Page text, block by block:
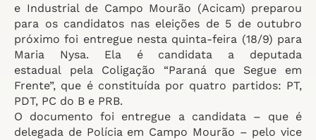
e Industrial de Campo Mourão (Acicam) preparou
para os candidatos nas eleições de 5 de outubro
próximo foi entregue nesta quinta-feira (18/9) para
Maria Nysa. Ela é candidata a deputada
estadual pela Coligação “Paraná que Segue em
Frente”, que é constituída por quatro partidos: PT,
PDT, PC do B e PRB.
O documento foi entregue a candidata – que é
delegada de Polícia em Campo Mourão – pelo vice